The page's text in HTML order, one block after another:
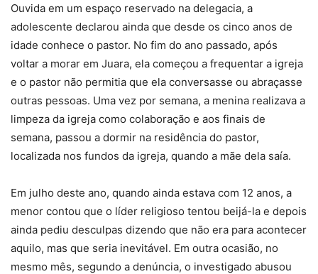
Ouvida em um espaço reservado na delegacia, a
adolescente declarou ainda que desde os cinco anos de
idade conhece o pastor. No fim do ano passado, após
voltar a morar em Juara, ela começou a frequentar a igreja
e o pastor não permitia que ela conversasse ou abraçasse
outras pessoas. Uma vez por semana, a menina realizava a
limpeza da igreja como colaboração e aos finais de
semana, passou a dormir na residência do pastor,
localizada nos fundos da igreja, quando a mãe dela saía.
Em julho deste ano, quando ainda estava com 12 anos, a
menor contou que o líder religioso tentou beijá-la e depois
ainda pediu desculpas dizendo que não era para acontecer
aquilo, mas que seria inevitável. Em outra ocasião, no
mesmo mês, segundo a denúncia, o investigado abusou